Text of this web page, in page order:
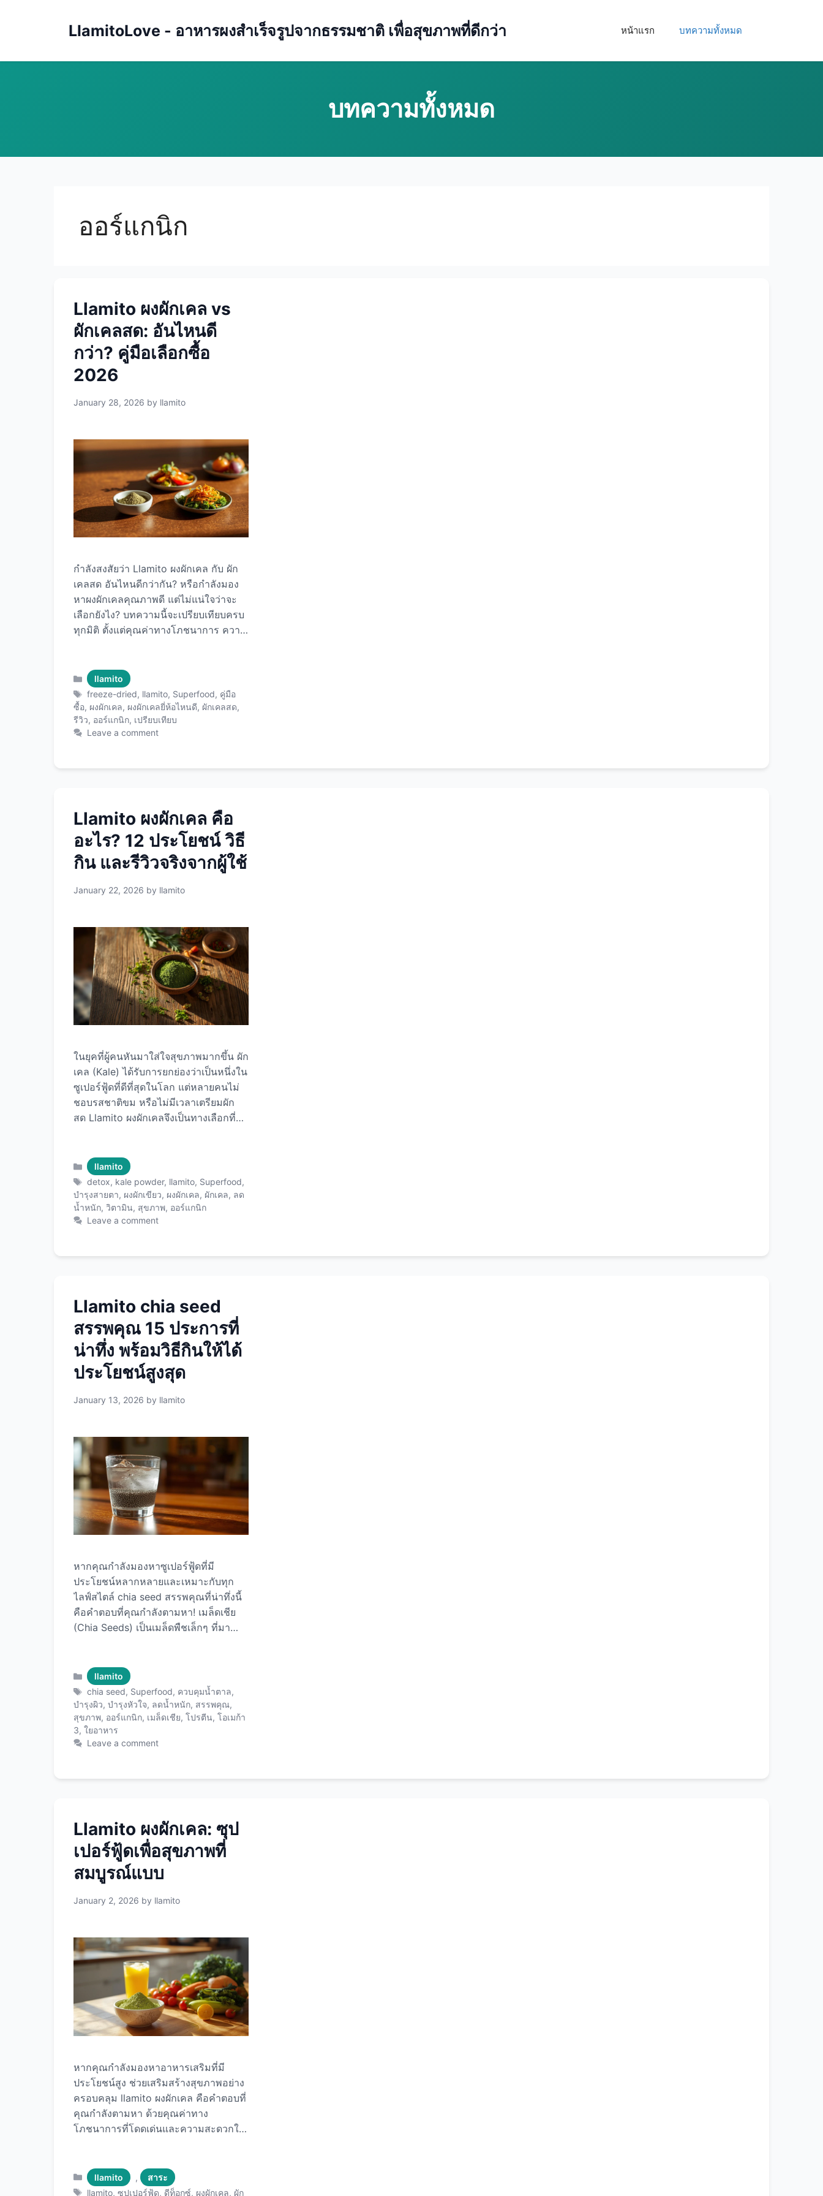
LlamitoLove - อาหารผงสำเร็จรูปจากธรรมชาติ เพื่อสุขภาพที่ดีกว่า หน้าแรก บทความทั้งหมด
ออร์แกนิก
Llamito ผงผักเคล vs
ผักเคลสด: อันไหนดี
กว่า? คู่มือเลือกซื้อ
2026
January 28, 2026 by llamito
กำลังสงสัยว่า Llamito ผงผักเคล กับ ผัก
เคลสด อันไหนดีกว่ากัน? หรือกำลังมอง
หาผงผักเคลคุณภาพดี แต่ไม่แน่ใจว่าจะ
เลือกยังไง? บทความนี้จะเปรียบเทียบครบ
ทุกมิติ ตั้งแต่คุณค่าทางโภชนาการ ความ
แนะนำ Llamito ผงผักเคล ที่ได้รับการ
ยอมรับว่าเป็นผงผักเคลคุณภาพพรีเมียม
อันดับต้นๆ! ผักเคล: ซูเปอร์ฟู้ดที่ทุกคนควร
กิน ก่อนเปรียบเทียบ มาทำความรู้จักกับ
ผักเคล (Kale) กันก่อน ทำไมผักเคลถึง
เป็น “Queen of Greens” หรือราชินีแห่ง
ครบวงจร เปรียบเทียบ: Llamito ผงผักเคล
vs ผักเคลสด 1. คุณค่าทางโภชนาการ ผัก
เคลสด 100 กรัม: สารอาหาร ปริมาณ
แคลอรี่ 33 แคล โปรตีน 2.9 กรัม ใย
อาหาร 2 กรัม วิตามิน A 5,000 …Read
more
Categories
llamito
Tags
freeze-dried, llamito, Superfood, คู่มือ
ซื้อ, ผงผักเคล, ผงผักเคลยี่ห้อไหนดี, ผักเคลสด,
รีวิว, ออร์แกนิก, เปรียบเทียบ
Leave a comment
Llamito ผงผักเคล คือ
อะไร? 12 ประโยชน์ วิธี
กิน และรีวิวจริงจากผู้ใช้
January 22, 2026 by llamito
ในยุคที่ผู้คนหันมาใส่ใจสุขภาพมากขึ้น ผัก
เคล (Kale) ได้รับการยกย่องว่าเป็นหนึ่งใน
ซูเปอร์ฟู้ดที่ดีที่สุดในโลก แต่หลายคนไม่
ชอบรสชาติขม หรือไม่มีเวลาเตรียมผัก
สด Llamito ผงผักเคลจึงเป็นทางเลือกที่
อย่างละเอียด ตั้งแต่ว่ามันคือ อะไร มี
ประโยชน์อย่างไร วิธีกินแบบไหนอร่อย
ไปจนถึงรีวิวจากผู้ใช้จริง พร้อม Llamito
ผงผักเคล ที่จะเปลี่ยนชีวิตคุณให้สุขภาพดี
ขึ้นได้ในทุกวัน! Llamito ผงผักเคล คือ
ต้นของโลก ผักเคลเป็นผักใบเขียวใน
of Greens” หรือราชินีแห่งผักเขียว ทำไม
ผักเคลถึงพิเศษ? Llamito ผงผักเคล ต่าง
จากผงผักทั่วไปอย่างไร? Llamito ผงผัก
เคลเป็นผงผักเคลออร์แกนิกคุณภาพ
พรีเมียมที่ผ่านกระบวนการอบแห้งด้วย
อุณหภูมิต่ำ (Freeze-Dried) เพื่อเก็บ
รักษาสารอาหารได้มากที่สุด จุดเด่นของ
Llamito: 1. ออร์แกนิก 100% 2.
เติมแต่ง 4. ปริมาณสูงข้น คุณค่าทาง
โภชนาการของผงผักเคล สารอาหารใน
Llamito ผงผักเคล 5 กรัม (1 ช้อนชา) …
Read more
Categories
llamito
Tags
detox, kale powder, llamito, Superfood,
บำรุงสายตา, ผงผักเขียว, ผงผักเคล, ผักเคล, ลด
น้ำหนัก, วิตามิน, สุขภาพ, ออร์แกนิก
Leave a comment
Llamito chia seed
สรรพคุณ 15 ประการที่
น่าทึ่ง พร้อมวิธีกินให้ได้
ประโยชน์สูงสุด
January 13, 2026 by llamito
หากคุณกำลังมองหาซูเปอร์ฟู้ดที่มี
ประโยชน์หลากหลายและเหมาะกับทุก
ไลฟ์สไตล์ chia seed สรรพคุณที่น่าทึ่งนี้
คือคำตอบที่คุณกำลังตามหา! เมล็ดเชีย
(Chia Seeds) เป็นเมล็ดพืชเล็กๆ ที่มา
หัวใจ ควบคุมระดับน้ำตาลในเลือด ไป
จนถึงการบำรุงผิวพรรณและสมอง
บทความนี้จะพาคุณไปรู้จักกับสรรพคุณ
ของเมล็ดเชียทั้ง 15 ประการที่ได้รับการ
พิสูจน์ทางวิทยาศาสตร์ พร้อมวิธีการกิน
และเมนูง่ายๆ โดยใช้ Chia Seeds
ประโยชน์สูงสุด chia seed คืออะไร?
hispanica ซึ่งเป็นพืชในตระกูลเดียวกับ
สะระแหน่ มีถิ่นกำเนิดในอเมริกากลาง
(เม็กซิโกและกัวเตมาลา) ชาวแอซเท็ก
และมายันโบราณใช้เมล็ดเชียเป็นอาหาร
หลักมานานกว่า 5,000 ปี เพราะให้
พลังงานสูงและทนทานต่อความหิว คำ
ทางโภชนาการที่โดดเด่น คุณค่าทาง
โภชนาการของเมล็ดเชีย ใน เมล็ดเชีย 28
กรัม (ประมาณ 2 ช้อนโต๊ะ) มีสารอาหาร
ดังนี้: สารอาหาร ปริมาณ % ต่อวัน
แคลอรี่ 138 แคล – โปรตีน 4.7 กรัม 9%
ไขมัน …Read more
Categories
llamito
Tags
chia seed, Superfood, ควบคุมน้ำตาล,
บำรุงผิว, บำรุงหัวใจ, ลดน้ำหนัก, สรรพคุณ,
สุขภาพ, ออร์แกนิก, เมล็ดเชีย, โปรตีน, โอเมก้า
3, ใยอาหาร
Leave a comment
Llamito ผงผักเคล: ซุป
เปอร์ฟู้ดเพื่อสุขภาพที่
สมบูรณ์แบบ
January 2, 2026 by llamito
หากคุณกำลังมองหาอาหารเสริมที่มี
ประโยชน์สูง ช่วยเสริมสร้างสุขภาพอย่าง
ครอบคลุม llamito ผงผักเคล คือคำตอบที่
คุณกำลังตามหา ด้วยคุณค่าทาง
โภชนาการที่โดดเด่นและความสะดวกใน
สุขภาพทั่วโลก ผักเคลที่ถูกแปรรูปเป็นผงนี้
เก็บรักษาคุณค่าทางโภชนาการไว้ได้
Categories
llamito ,
สาระ
Tags
llamito,ซุปเปอร์ฟู้ด, ดีท็อกซ์, ผงผักเคล, ผัก